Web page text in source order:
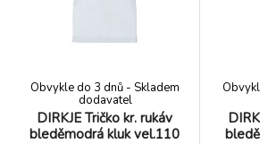
dokonalý st
DIRKJE Tričko kr. rukáv
bleděmodrá kluk vel.110
Obvykle do 3 dnů - Skladem
dodavatel